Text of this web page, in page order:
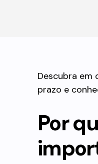
Descubra em
prazo e
Por